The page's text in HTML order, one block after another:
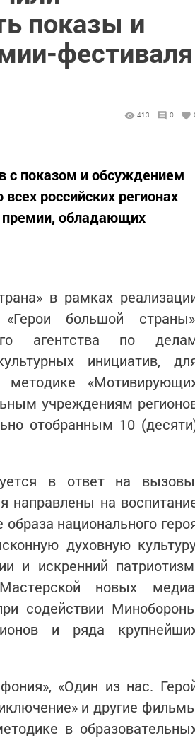
показы и
фестиваля
413 0
с показом и обсуждением
российских регионах
премии, обладающих
в рамках
большой
агентства по
инициатив,
методике
учреждениям
отобранным 10
в ответ на
направлены на
национального
духовную
и искренний
новых
содействии
и ряда
«Один из нас.
и другие
в